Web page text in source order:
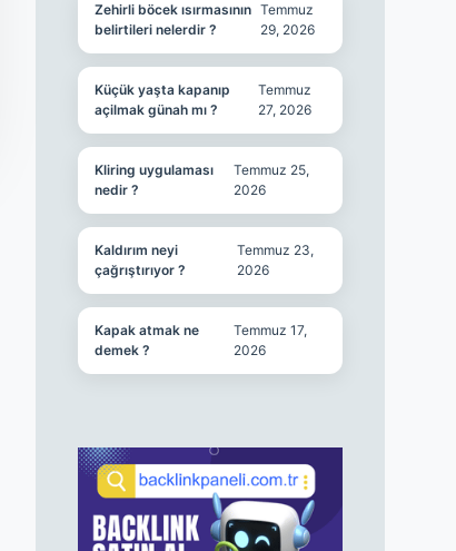
Zehirli böcek ısırmasının
belirtileri nelerdir ?
Temmuz
29, 2026
Küçük yaşta kapanıp
açilmak günah mı ?
Temmuz
27, 2026
Kliring uygulaması
nedir ?
Temmuz 25,
2026
Kaldırım neyi
çağrıştırıyor ?
Temmuz 23,
2026
Kapak atmak ne
demek ?
Temmuz 17,
2026